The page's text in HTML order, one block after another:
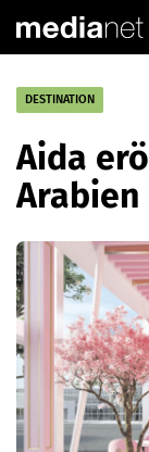
DESTINATION
Aida
Arabien